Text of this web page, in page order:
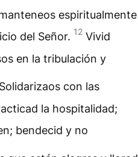
espiritualmente
del Señor. 12 Vivid
en la tribulación y
Solidarizaos con las
la hospitalidad;
bendecid y no